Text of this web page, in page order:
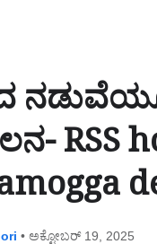
ನಡುವೆಯೂ
RSS
• ಅಕ್ಟೋಬರ್ 19, 2025